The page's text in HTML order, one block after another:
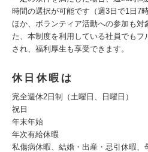
時間の選択が可能です（週3日で1日7
ほか、ボランティア活動への参加も対
た、本制度を利用している社員でも
され、福利厚生も享受できます。
休日休暇は
完全週休2日制（土曜日、日曜日）
祝日
年末年始
年次有給休暇
私傷病休暇、結婚・出産・忌引休暇、